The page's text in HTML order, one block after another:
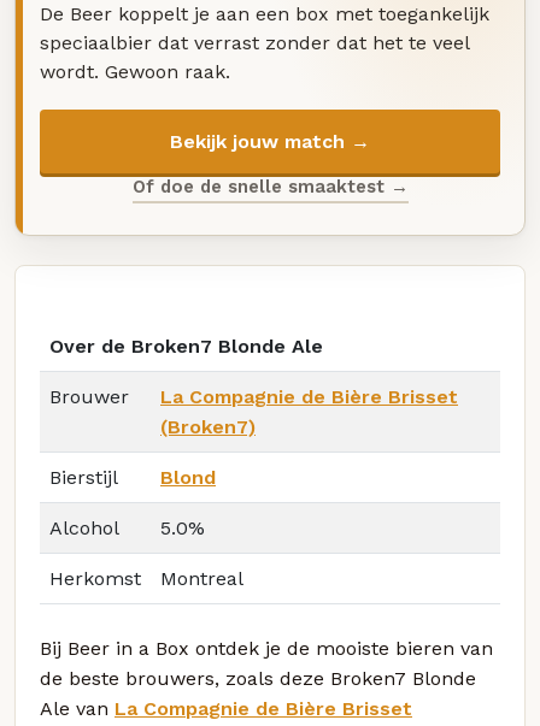
De Beer koppelt je aan een box met toegankelijk
speciaalbier dat verrast zonder dat het te veel
wordt. Gewoon raak.
Bekijk jouw match →
Of doe de snelle smaaktest →
Over de Broken7 Blonde Ale
Brouwer
La Compagnie de Bière Brisset
(Broken7)
Bierstijl Blond
Alcohol 5.0%
Herkomst Montreal
Bij Beer in a Box ontdek je de mooiste bieren van
de beste brouwers, zoals deze Broken7 Blonde
Ale van La Compagnie de Bière Brisset